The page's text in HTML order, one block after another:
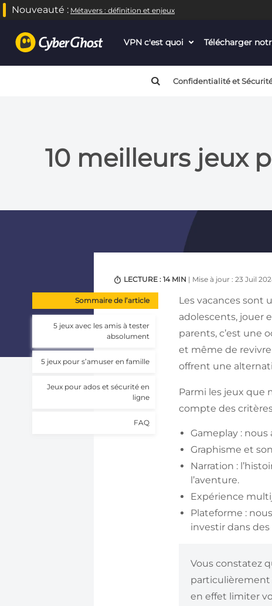
Nouveauté : Métavers : définition et enjeux
VPN c'est quoi
dropdown
Télécharger
Confidentialité et
10 meilleurs jeux
LECTURE : 14 MIN | Mise à jour : 23 Juil
Sommaire de l’article
5 jeux avec les amis à tester
absolument
5 jeux pour s’amuser en famille
Jeux pour ados et sécurité en
ligne
FAQ
Les vacances sont
adolescents, jouer
parents, c’est une
et même de revivre
offrent une
Parmi les jeux que
compte des
Gameplay :
Graphisme et
Narration :
l’aventure.
Expérience
Plateforme :
investir dans
Vous constatez
particulièrement
en effet limiter